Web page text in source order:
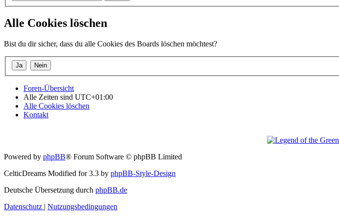
Alle Cookies löschen
Bist du dir sicher, dass du alle Cookies des Boards löschen möchtest?
Foren-Übersicht
Alle Zeiten sind UTC+01:00
Alle Cookies löschen
Kontakt
Powered by phpBB® Forum Software © phpBB Limited
CelticDreams Modified for 3.3 by phpBB-Style-Design
Deutsche Übersetzung durch phpBB.de
Datenschutz | Nutzungsbedingungen